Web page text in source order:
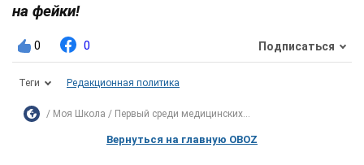
на фейки!
0 0 Подписаться
Теги Редакционная политика
Моя Школа Первый среди медицинских...
Вернуться на главную OBOZ